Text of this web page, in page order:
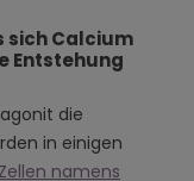
sich Calcium
Entstehung
die
in einigen
namens